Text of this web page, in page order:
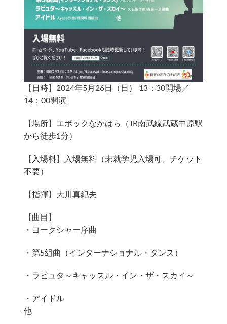
【日時】2024年5月26日（日） 13：30開場／
14：00開演
【場所】エポックなかはら（JR南武線武蔵中原駅
から徒歩1分）
【入場料】入場無料（未就学児入場可、チケット
不要）
【指揮】大川真紀夫
【曲目】
・ヨークシャー序曲
・第5組曲（インターナショナル・ダンス）
・ラピュタ～キャッスル・イン・ザ・スカイ～
・アイドル
他